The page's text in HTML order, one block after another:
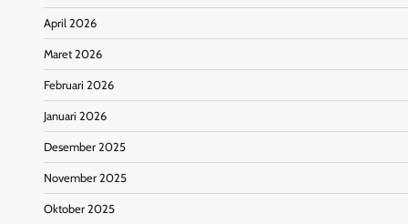
April 2026
Maret 2026
Februari 2026
Januari 2026
Desember 2025
November 2025
Oktober 2025